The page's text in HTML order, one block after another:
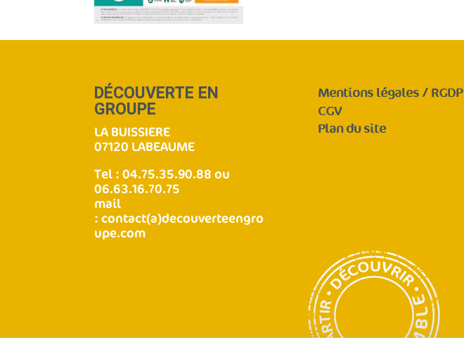
DÉCOUVERTE EN
GROUPE
LA BUISSIERE
07120 LABEAUME
Tel : 04.75.35.90.88 ou
06.63.16.70.75
mail
:contact(a)decouverteengro
upe.com
Mentions légales / RGDP
CGV
Plan du site